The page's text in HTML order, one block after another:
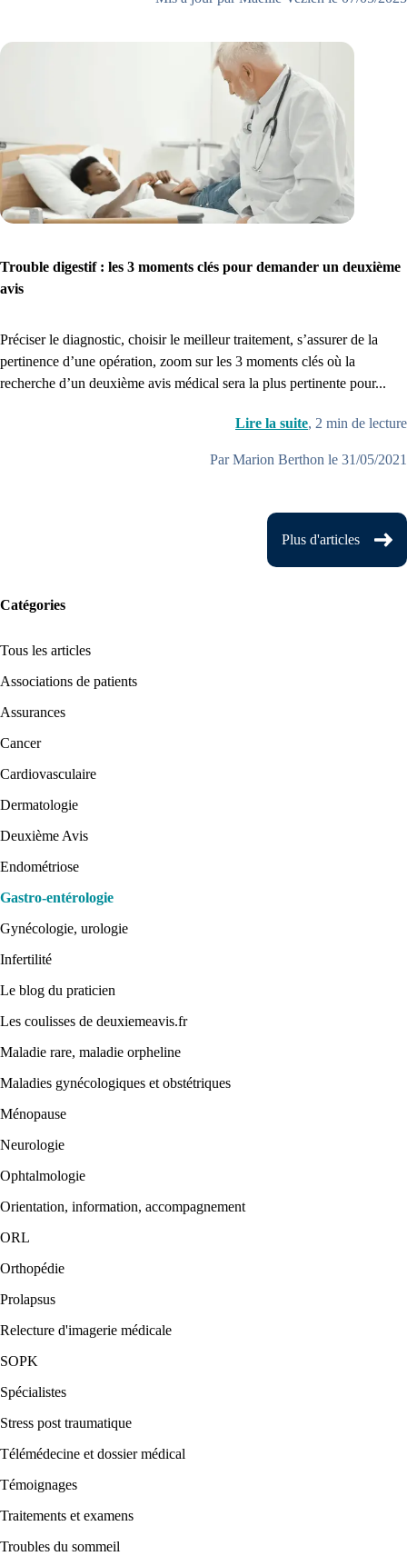
Trouble digestif : les 3 moments clés pour demander un deuxième
avis
Préciser le diagnostic, choisir le meilleur traitement, s’assurer de la
pertinence d’une opération, zoom sur les 3 moments clés où la
recherche d’un deuxième avis médical sera la plus pertinente pour...
Lire la suite, 2 min de lecture
Par Marion Berthon le 31/05/2021
Plus d'articles
Catégories
Tous les articles
Associations de patients
Assurances
Cancer
Cardiovasculaire
Dermatologie
Deuxième Avis
Endométriose
Gastro-entérologie
Gynécologie, urologie
Infertilité
Le blog du praticien
Les coulisses de deuxiemeavis.fr
Maladie rare, maladie orpheline
Maladies gynécologiques et obstétriques
Ménopause
Neurologie
Ophtalmologie
Orientation, information, accompagnement
ORL
Orthopédie
Prolapsus
Relecture d'imagerie médicale
SOPK
Spécialistes
Stress post traumatique
Télémédecine et dossier médical
Témoignages
Traitements et examens
Troubles du sommeil